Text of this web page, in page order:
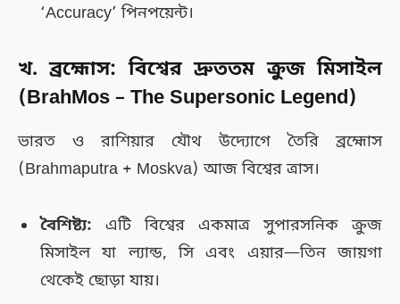
‘Accuracy’ পিনপয়েন্ট।
খ. ব্রহ্মোস: বিশ্বের দ্রুততম ক্রুজ মিসাইল
(BrahMos – The Supersonic Legend)
ভারত ও রাশিয়ার যৌথ উদ্যোগে তৈরি ব্রহ্মোস
(Brahmaputra + Moskva) আজ বিশ্বের ত্রাস।
বৈশিষ্ট্য: এটি বিশ্বের একমাত্র সুপারসনিক ক্রুজ
মিসাইল যা ল্যান্ড, সি এবং এয়ার—তিন জায়গা
থেকেই ছোড়া যায়।